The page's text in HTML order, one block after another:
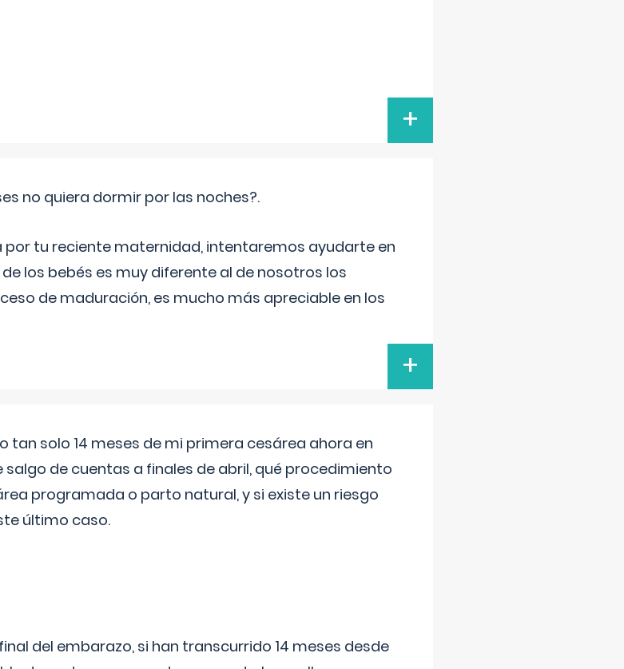
+
no quiera dormir por las noches?.
tu reciente maternidad, intentaremos ayudarte en
los bebés es muy diferente al de nosotros los
de maduración, es mucho más apreciable en los
+
tan solo 14 meses de mi primera cesárea ahora en
de cuentas a finales de abril, qué procedimiento
programada o parto natural, y si existe un riesgo
último caso.
del embarazo, si han transcurrido 14 meses desde